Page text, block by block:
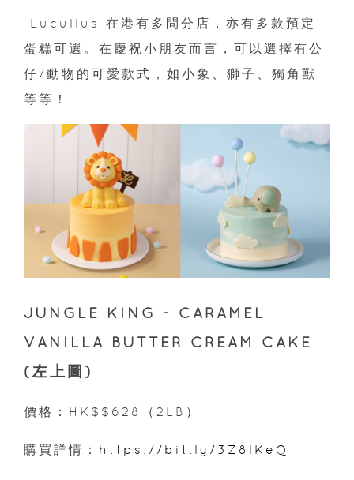
Lucullus 在港有多問分店，亦有多款預定
蛋糕可選。在慶祝小朋友而言，可以選擇有公
仔/動物的可愛款式，如小象、獅子、獨角獸
等等！
JUNGLE KING - CARAMEL
VANILLA BUTTER CREAM CAKE
(左上圖)
價格：HK$$628（2LB）
購買詳情： https://bit.ly/3Z8lKeQ